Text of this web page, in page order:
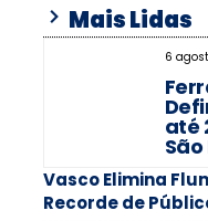
Mais Lidas
6
até
Vasco Elimina
Recorde de